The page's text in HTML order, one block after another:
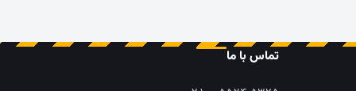
تماس با ما